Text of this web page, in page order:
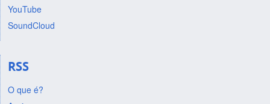
YouTube
SoundCloud
RSS
O que é?